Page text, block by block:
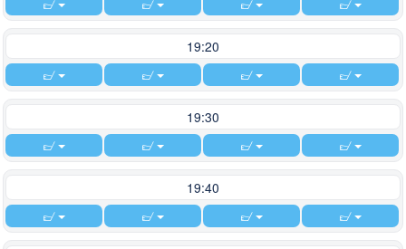
19:20
19:30
19:40